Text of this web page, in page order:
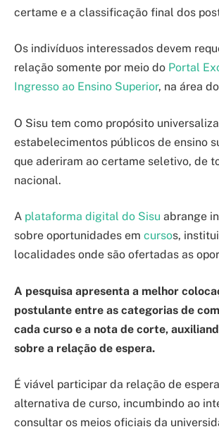
certame e a classificação final dos
Os indivíduos interessados devem
relação somente por meio do Portal
Ingresso ao Ensino Superior, na área
O Sisu tem como propósito
estabelecimentos públicos de ensino
que aderiram ao certame seletivo, de
nacional.
A plataforma digital do Sisu abrange
sobre oportunidades em cursos,
localidades onde são ofertadas as
A pesquisa apresenta a melhor
postulante entre as categorias de
cada curso e a nota de corte,
sobre a relação de espera.
É viável participar da relação de
alternativa de curso, incumbindo ao
consultar os meios oficiais da